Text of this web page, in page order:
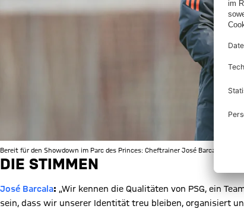
Bereit für den Showdown im Parc des Princes: Cheftrainer José Barcala. | ©
DIE STIMMEN
José Barcala: „Wir kennen die Qualitäten von PSG, ein
sein, dass wir unserer Identität treu bleiben, organisiert